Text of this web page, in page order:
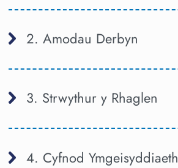
2. Amodau Derbyn
3. Strwythur y Rhaglen
4. Cyfnod Ymgeisyddiaeth